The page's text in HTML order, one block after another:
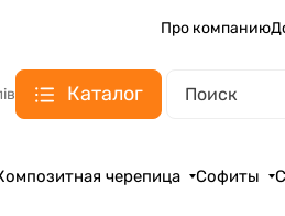
Про компанию
Каталог
черепица Софиты